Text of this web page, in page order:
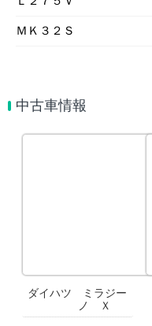
ＭＫ３２Ｓ
中古車情報
ダイハツ ミラジー
ノ Ｘ